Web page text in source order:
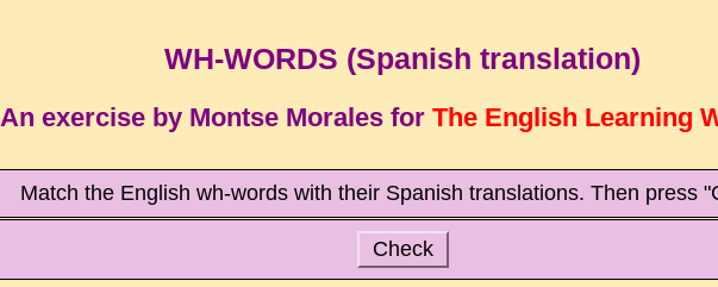
WH-WORDS (Spanish translation)
An exercise by Montse Morales for The English Learning
Match the English wh-words with their Spanish translations. Then press
Check